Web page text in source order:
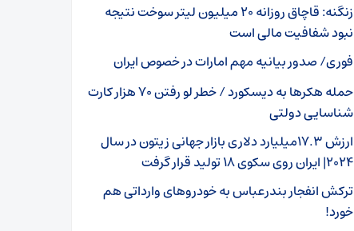
زنگنه: قاچاق روزانه ۲۰ میلیون لیتر سوخت نتیجه
نبود شفافیت مالی است
فوری/ صدور بیانیه مهم امارات در خصوص ایران
حمله هکرها به دیسکورد / خطر لو رفتن ۷۰ هزار کارت
شناسایی دولتی
ارزش ۱۷.۳میلیارد دلاری بازار جهانی زیتون در سال
۲۰۲۴| ایران روی سکوی ۱۸ تولید قرار گرفت
ترکش انفجار بندرعباس به خودروهای وارداتی هم
خورد!